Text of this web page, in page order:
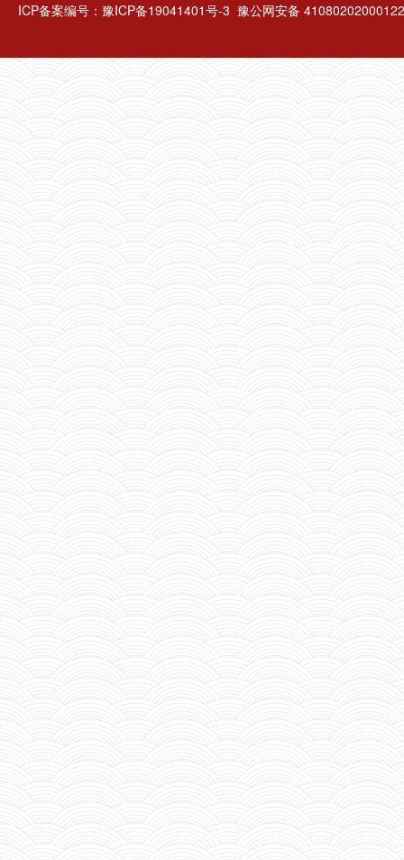
ICP备案编号： 豫ICP备19041401号-3 豫公网安备